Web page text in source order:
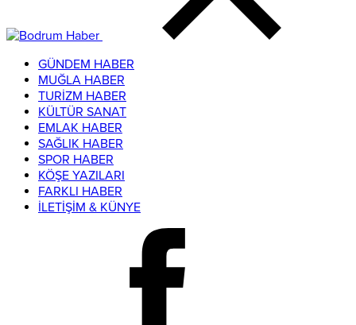
GÜNDEM HABER
MUĞLA HABER
TURİZM HABER
KÜLTÜR SANAT
EMLAK HABER
SAĞLIK HABER
SPOR HABER
KÖŞE YAZILARI
FARKLI HABER
İLETİŞİM & KÜNYE